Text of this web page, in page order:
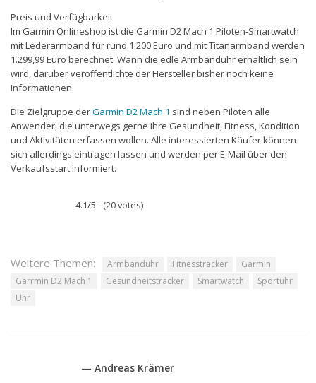
Preis und Verfügbarkeit
Im Garmin Onlineshop ist die Garmin D2 Mach 1 Piloten-Smartwatch
mit Lederarmband für rund 1.200 Euro und mit Titanarmband werden
1.299,99 Euro berechnet. Wann die edle Armbanduhr erhältlich sein
wird, darüber veröffentlichte der Hersteller bisher noch keine
Informationen.
Die Zielgruppe derGarmin D2 Mach 1 sind neben Piloten alle
Anwender, die unterwegs gerne ihre Gesundheit, Fitness, Kondition
und Aktivitäten erfassen wollen. Alle interessierten Käufer können
sich allerdings eintragen lassen und werden per E-Mail über den
Verkaufsstart informiert.
4.1/5 - (20 votes)
Weitere Themen: Armbanduhr Fitnesstracker
Garmin
Garrmin D2 Mach 1
Gesundheitstracker Smartwatch
Sportuhr
Uhr
— Andreas Krämer